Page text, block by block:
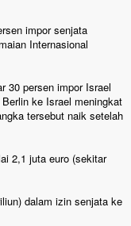
impor senjata
Internasional
30 persen impor Israel
ke Israel meningkat
tersebut naik setelah
2,1 juta euro (sekitar
dalam izin senjata ke